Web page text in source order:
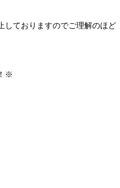
しておりますのでご理解のほど
※